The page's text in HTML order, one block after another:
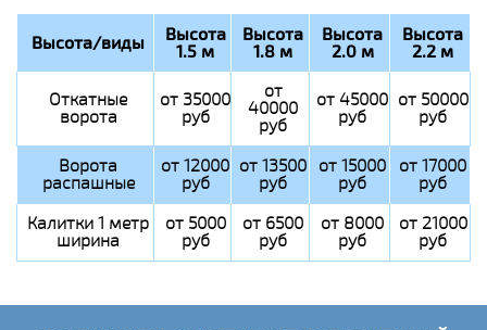
Высота/виды Высота
1.5 м
Высота
1.8 м
Высота
2.0 м
Высота
2.2 м
Откатные
ворота
от 35000
руб
от
40000
руб
от 45000
руб
от 50000
руб
Ворота
распашные
от 12000
руб
от 13500
руб
от 15000
руб
от 17000
руб
Калитки 1 метр
ширина
от 5000
руб
от 6500
руб
от 8000
руб
от 21000
руб